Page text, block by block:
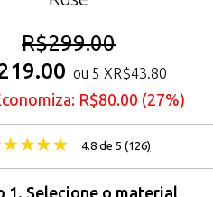
R$299.00
ou 5 XR$43.80
R$80.00 (27%)
4.8 de 5 (126)
1. Selecione o material